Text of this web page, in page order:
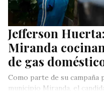
Jefferson
Miranda
de gas
Como parte de su campaña
municipio Miranda, el